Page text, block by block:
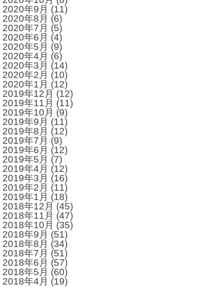
2020年9月 (11)
2020年8月 (6)
2020年7月 (5)
2020年6月 (4)
2020年5月 (9)
2020年4月 (6)
2020年3月 (14)
2020年2月 (10)
2020年1月 (12)
2019年12月 (12)
2019年11月 (11)
2019年10月 (9)
2019年9月 (11)
2019年8月 (12)
2019年7月 (9)
2019年6月 (12)
2019年5月 (7)
2019年4月 (12)
2019年3月 (16)
2019年2月 (11)
2019年1月 (18)
2018年12月 (45)
2018年11月 (47)
2018年10月 (35)
2018年9月 (51)
2018年8月 (34)
2018年7月 (51)
2018年6月 (57)
2018年5月 (60)
2018年4月 (19)